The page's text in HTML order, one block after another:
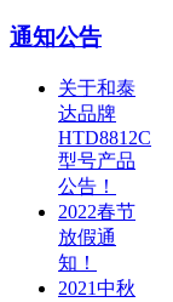
通知公告
关于和泰
达品牌
HTD8812C
型号产品
公告！
2022春节
放假通
知！
2021中秋